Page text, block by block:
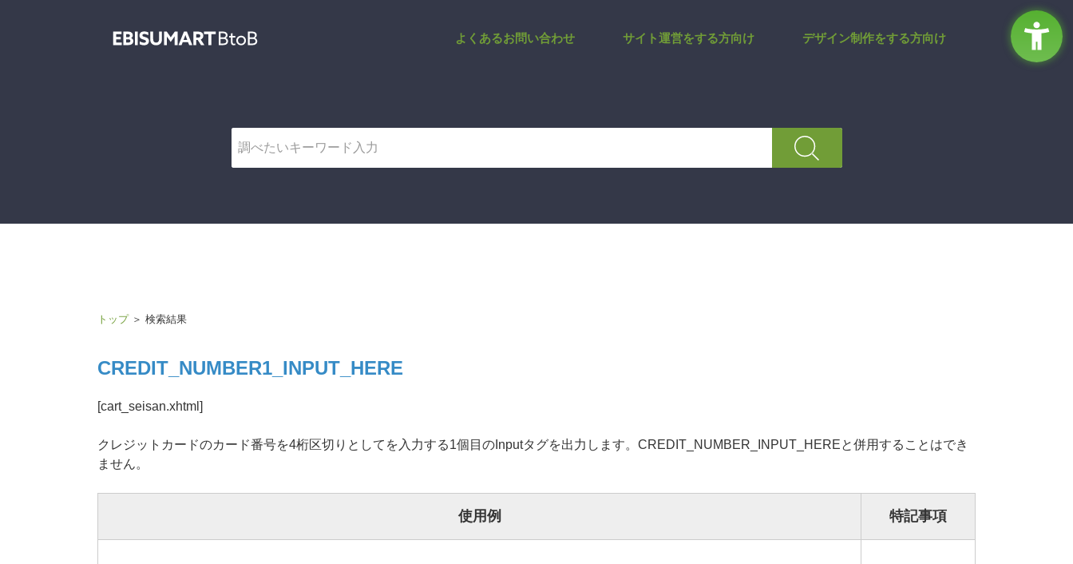
CREDIT_NUMBER1_INPUT_HERE | サポートサイト
よくあるお問い合わせ サイト運営をする方向け デザイン制作をする方向け
トップ ＞ 検索結果
CREDIT_NUMBER1_INPUT_HERE
[cart_seisan.xhtml]
クレジットカードのカード番号を4桁区切りとしてを入力する1個目のInputタグを出力します。CREDIT_NUMBER_INPUT_HEREと併用することはでき
ません。
使用例 特記事項